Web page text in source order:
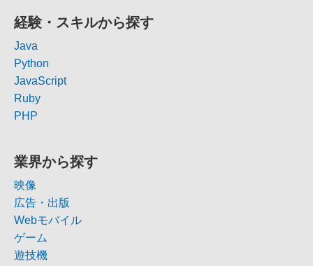
経験・スキルから探す
Java
Python
JavaScript
Ruby
PHP
業界から探す
映像
広告・出版
Webモバイル
ゲーム
遊技機